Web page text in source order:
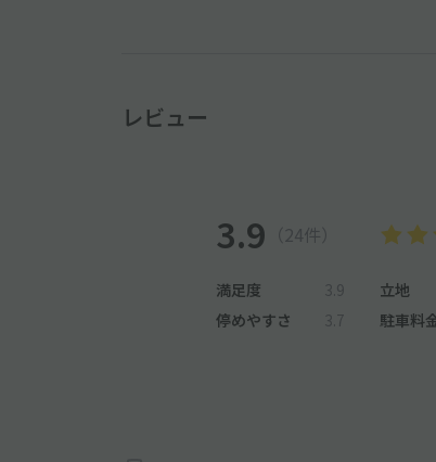
レビュー
3.9 （24件）
満足度 3.9 立地
停めやすさ
3.7 駐車料